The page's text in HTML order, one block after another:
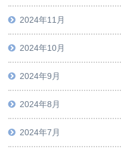
2024年11月
2024年10月
2024年9月
2024年8月
2024年7月